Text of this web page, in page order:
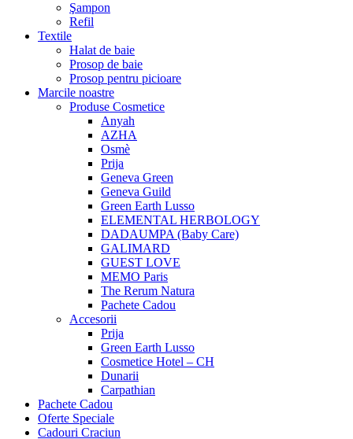
Şampon
Refil
Textile
Halat de baie
Prosop de baie
Prosop pentru picioare
Marcile noastre
Produse Cosmetice
Anyah
AZHA
Osmè
Prija
Geneva Green
Geneva Guild
Green Earth Lusso
ELEMENTAL HERBOLOGY
DADAUMPA (Baby Care)
GALIMARD
GUEST LOVE
MEMO Paris
The Rerum Natura
Pachete Cadou
Accesorii
Prija
Green Earth Lusso
Cosmetice Hotel – CH
Dunarii
Carpathian
Pachete Cadou
Oferte Speciale
Cadouri Craciun